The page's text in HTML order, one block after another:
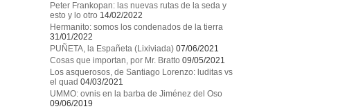
Peter Frankopan: las nuevas rutas de la seda y
esto y lo otro 14/02/2022
Hermanito: somos los condenados de la tierra
31/01/2022
PUÑETA, la Españeta (Lixiviada) 07/06/2021
Cosas que importan, por Mr. Bratto 09/05/2021
Los asquerosos, de Santiago Lorenzo: luditas vs
el quad 04/03/2021
UMMO: ovnis en la barba de Jiménez del Oso
09/06/2019